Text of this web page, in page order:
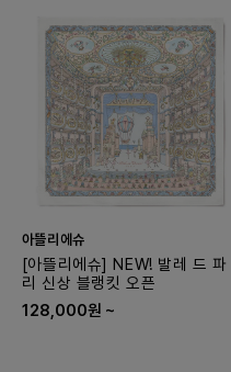
아뜰리에슈
[아뜰리에슈] NEW! 발레 드 파
리 신상 블랭킷 오픈
128,000원 ~